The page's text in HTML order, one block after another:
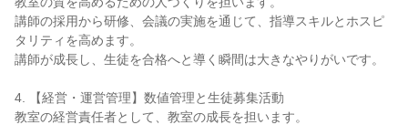
講師の採用から研修、会議の実施を通じて、指導スキルとホスピ
タリティを高めます。
講師が成長し、生徒を合格へと導く瞬間は大きなやりがいです。
4. 【経営・運営管理】数値管理と生徒募集活動
教室の経営責任者として、教室の成長を担います。